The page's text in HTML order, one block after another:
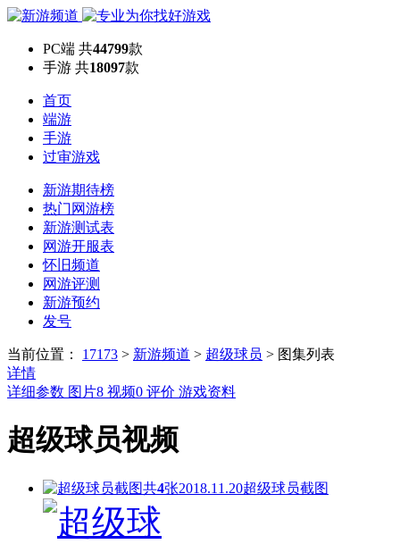
PC端 共44799款
手游 共18097款
首页
端游
手游
过审游戏
新游期待榜
热门网游榜
新游测试表
网游开服表
怀旧频道
网游评测
新游预约
发号
当前位置： 17173 > 新游频道 > 超级球员 > 图集列表
详情
详细参数 图片8 视频0 评价 游戏资料
超级球员视频
共4张2018.11.20超级球员截图